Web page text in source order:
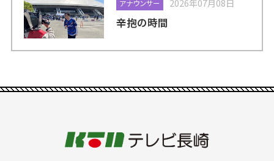
アナウンサー
辛抱の時間